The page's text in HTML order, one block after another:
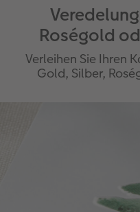
Roségold
Verleihen Sie Ihren
Gold, Silber,